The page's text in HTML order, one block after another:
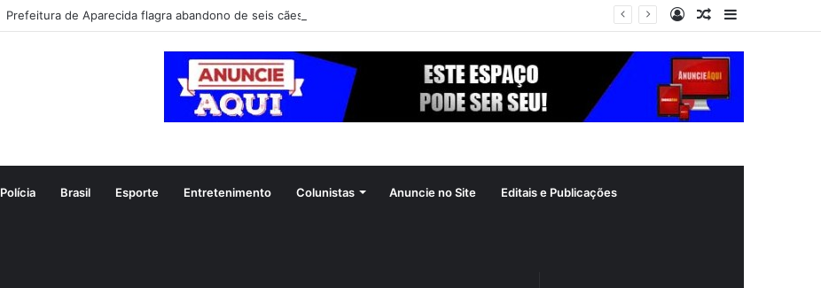
Prefeitura de Aparecida flagra abandono de seis cães e reitera que o ato é crime inafiançável
Barra
Artigo
Entrar
Polícia Brasil Esporte Entretenimento Colunistas Anuncie no Site Editais e Publicações